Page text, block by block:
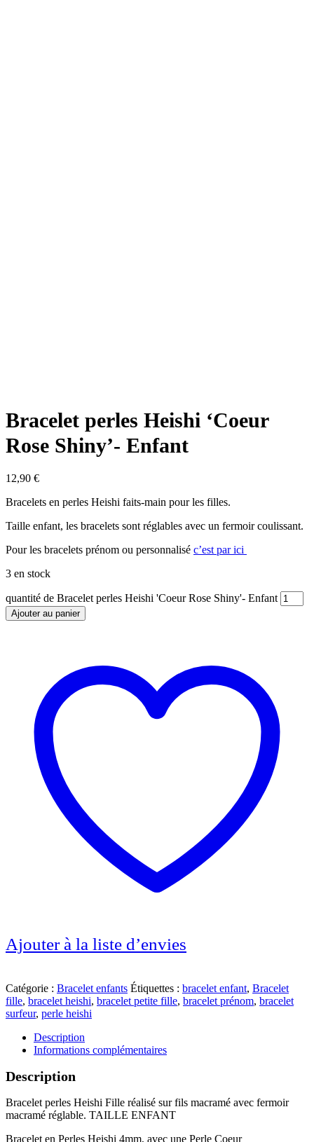
Bracelet perles Heishi ‘Coeur
Rose Shiny’- Enfant
12,90 €
Bracelets en perles Heishi faits-main pour les filles.
Taille enfant, les bracelets sont réglables avec un fermoir coulissant.
Pour les bracelets prénom ou personnalisé c’est par ici
3 en stock
quantité de Bracelet perles Heishi 'Coeur Rose Shiny'- Enfant
Ajouter au panier
Ajouter à la liste d’envies
Catégorie : Bracelet enfants Étiquettes : bracelet enfant, Bracelet
fille, bracelet heishi, bracelet petite fille, bracelet prénom, bracelet
surfeur, perle heishi
Description
Informations complémentaires
Description
Bracelet perles Heishi Fille réalisé sur fils macramé avec fermoir
macramé réglable. TAILLE ENFANT
Bracelet en Perles Heishi 4mm, avec une Perle Coeur